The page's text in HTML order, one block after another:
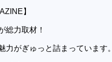
】
総力取材！
がぎゅっと詰まっています。